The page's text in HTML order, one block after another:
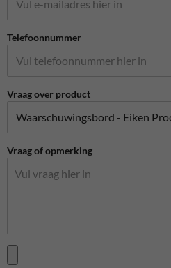
Telefoonnummer
Vraag over product
Vraag of opmerking